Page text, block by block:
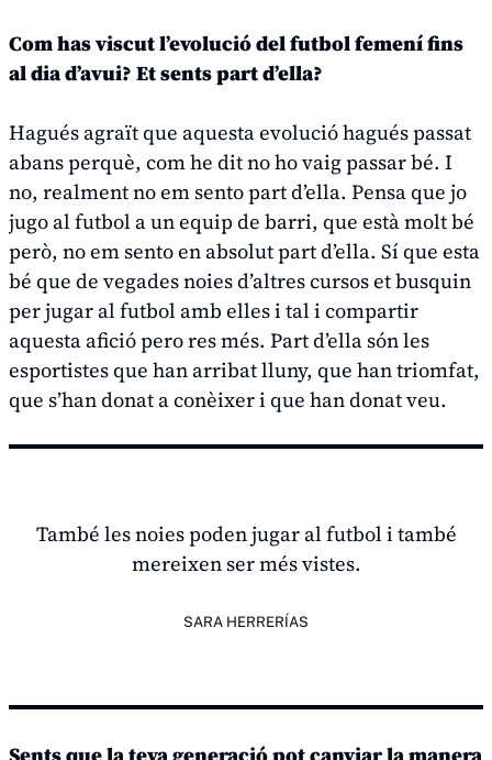
Com has viscut l’evolució del futbol femení fins
al dia d’avui? Et sents part d’ella?
Hagués agraït que aquesta evolució hagués passat
abans perquè, com he dit no ho vaig passar bé. I
no, realment no em sento part d’ella. Pensa que jo
jugo al futbol a un equip de barri, que està molt bé
però, no em sento en absolut part d’ella. Sí que esta
bé que de vegades noies d’altres cursos et busquin
per jugar al futbol amb elles i tal i compartir
aquesta afició pero res més. Part d’ella són les
esportistes que han arribat lluny, que han triomfat,
que s’han donat a conèixer i que han donat veu.
També les noies poden jugar al futbol i també
mereixen ser més vistes.
SARA HERRERÍAS